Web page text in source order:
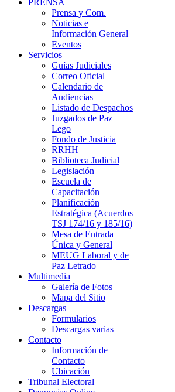
PRENSA
Prensa y Com.
Noticias e
Información General
Eventos
Servicios
Guías Judiciales
Correo Oficial
Calendario de
Audiencias
Listado de Despachos
Juzgados de Paz
Lego
Fondo de Justicia
RRHH
Biblioteca Judicial
Legislación
Escuela de
Capacitación
Planificación
Estratégica (Acuerdos
TSJ 174/16 y 185/16)
Mesa de Entrada
Única y General
MEUG Laboral y de
Paz Letrado
Multimedia
Galería de Fotos
Mapa del Sitio
Descargas
Formularios
Descargas varias
Contacto
Información de
Contacto
Ubicación
Tribunal Electoral